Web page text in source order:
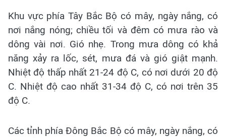
Khu vực phía Tây Bắc Bộ có mây, ngày nắng, có
nơi nắng nóng; chiều tối và đêm có mưa rào và
dông vài nơi. Gió nhẹ. Trong mưa dông có khả
năng xảy ra lốc, sét, mưa đá và gió giật mạnh.
Nhiệt độ thấp nhất 21-24 độ C, có nơi dưới 20 độ
C. Nhiệt độ cao nhất 31-34 độ C, có nơi trên 35
độ C.
Các tỉnh phía Đông Bắc Bộ có mây, ngày nắng, có